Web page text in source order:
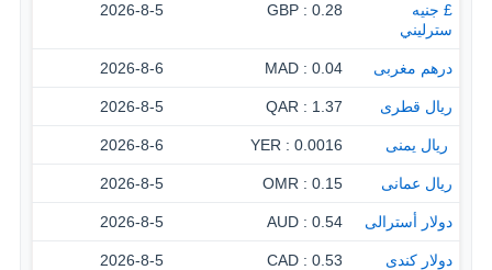
£ جنيه
سترليني
0.28 : GBP
2026-8-5
درهم مغربى 0.04 : MAD
2026-8-6
ريال قطرى 1.37 : QAR
2026-8-5
‏ ريال يمنى 0.0016 : YER
2026-8-6
ريال عمانى 0.15 : OMR
2026-8-5
دولار أسترالى 0.54 : AUD
2026-8-5
دولار كندى 0.53 : CAD
2026-8-5